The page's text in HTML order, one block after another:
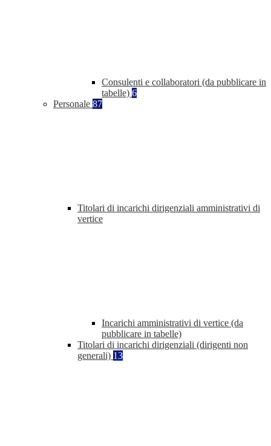
Consulenti e collaboratori (da pubblicare in
tabelle) 6
Personale 87
Titolari di incarichi dirigenziali amministrativi di
vertice
Incarichi amministrativi di vertice (da
pubblicare in tabelle)
Titolari di incarichi dirigenziali (dirigenti non
generali) 13